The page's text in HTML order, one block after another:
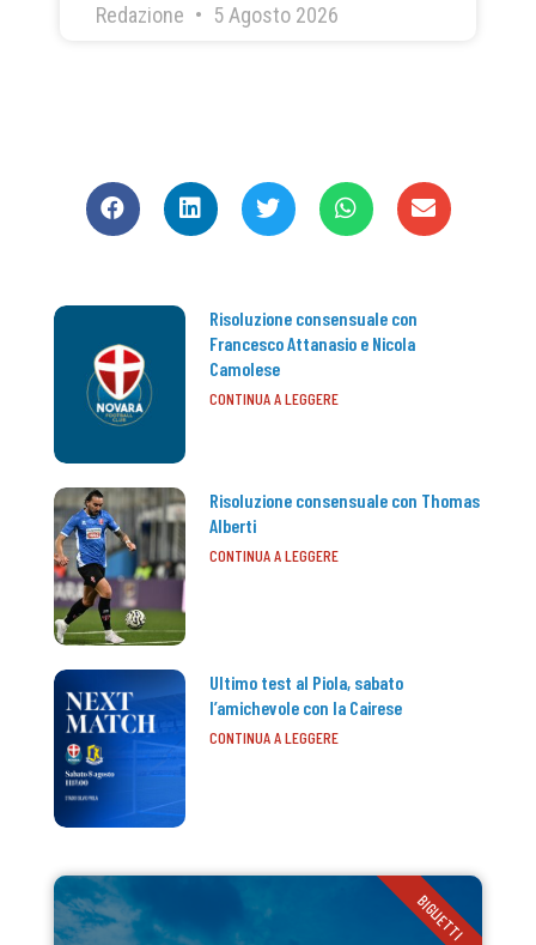
Redazione 5 Agosto 2026
Risoluzione consensuale con
Francesco Attanasio e Nicola
Camolese
CONTINUA A LEGGERE
Risoluzione consensuale con Thomas
Alberti
CONTINUA A LEGGERE
Ultimo test al Piola, sabato
l’amichevole con la Cairese
CONTINUA A LEGGERE
BIGLIETTI